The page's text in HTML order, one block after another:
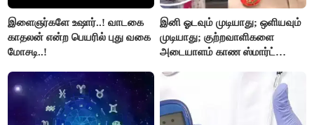
இளைஞர்களே உஷார்..! வாடகை
காதலன் என்ற பெயரில் புது வகை
மோசடி..!
இனி ஓடவும் முடியாது; ஒளியவும்
முடியாது; குற்றவாளிகளை
அடையாளம் காண ஸ்மார்ட்